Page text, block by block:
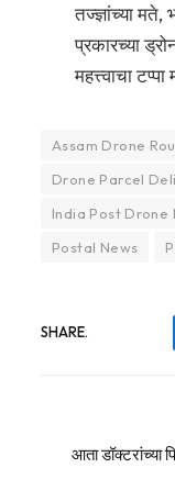
तज्ज्ञांच्या
प्रकारच्या
महत्त्वाचा
Assam Drone
Drone Parcel
India Post Drone
Postal News
SHARE.
आता डॉक्टरांच्या